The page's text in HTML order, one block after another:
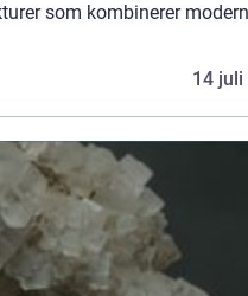
som kombinerer
14 juli